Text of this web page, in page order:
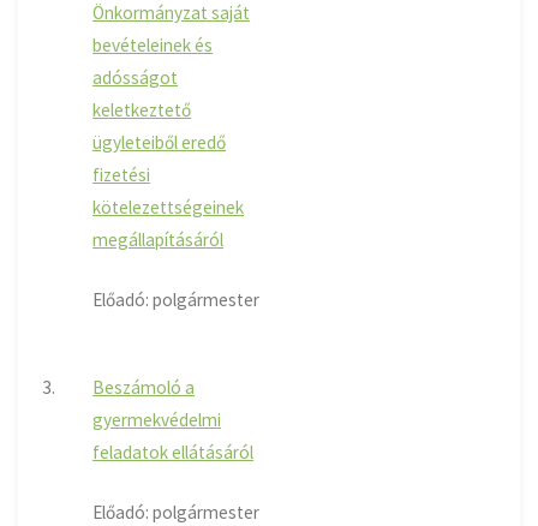
Önkormányzat saját
bevételeinek és
adósságot
keletkeztető
ügyleteiből eredő
fizetési
kötelezettségeinek
megállapításáról
Előadó: polgármester
3.
Beszámoló a
gyermekvédelmi
feladatok ellátásáról
Előadó: polgármester